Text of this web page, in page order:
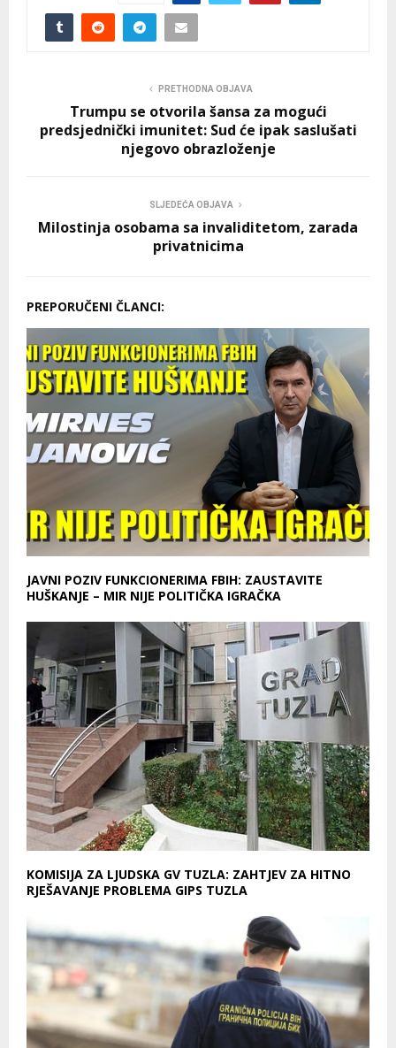
PRETHODNA OBJAVA
Trumpu se otvorila šansa za mogući
predsjednički imunitet: Sud će ipak saslušati
njegovo obrazloženje
SLJEDEĆA OBJAVA
Milostinja osobama sa invaliditetom, zarada
privatnicima
PREPORUČENI ČLANCI:
JAVNI POZIV FUNKCIONERIMA FBIH: ZAUSTAVITE
HUŠKANJE – MIR NIJE POLITIČKA IGRAČKA
KOMISIJA ZA LJUDSKA GV TUZLA: ZAHTJEV ZA HITNO
RJEŠAVANJE PROBLEMA GIPS TUZLA